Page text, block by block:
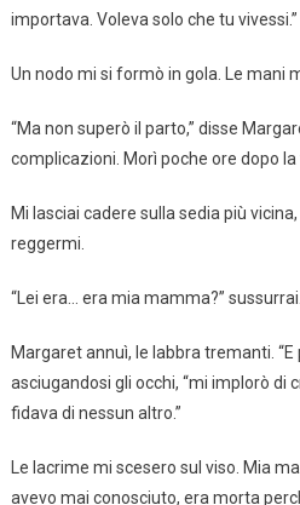
importava. Voleva solo che tu vivessi.”
Un nodo mi si formò in gola. Le mani
“Ma non superò il parto,” disse
complicazioni. Morì poche ore dopo la
Mi lasciai cadere sulla sedia più
reggermi.
“Lei era… era mia mamma?” sussurrai.
Margaret annuì, le labbra tremanti. “E
asciugandosi gli occhi, “mi implorò di
fidava di nessun altro.”
Le lacrime mi scesero sul viso. Mia
avevo mai conosciuto, era morta